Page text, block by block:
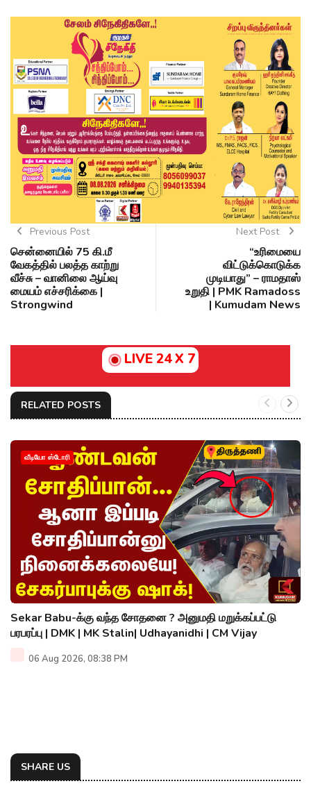
Previous Post
சென்னையில் 75 கி.மீ
வேகத்தில் பலத்த காற்று
வீச்சு – வானிலை ஆய்வு
மையம் எச்சரிக்கை |
Strongwind
Next Post
“உரிமையை
விட்டுக்கொடுக்க
முடியாது” – ராமதாஸ்
உறுதி | PMK Ramadoss
| Kumudam News
LIVE 24 X 7
RELATED POSTS
வீடியோ ஸ்டோரி
Sekar Babu-க்கு வந்த சோதனை ? அனுமதி மறுக்கப்பட்டு
பரபரப்பு | DMK | MK Stalin| Udhayanidhi | CM Vijay
06 Aug 2026, 08:38 PM
SHARE US